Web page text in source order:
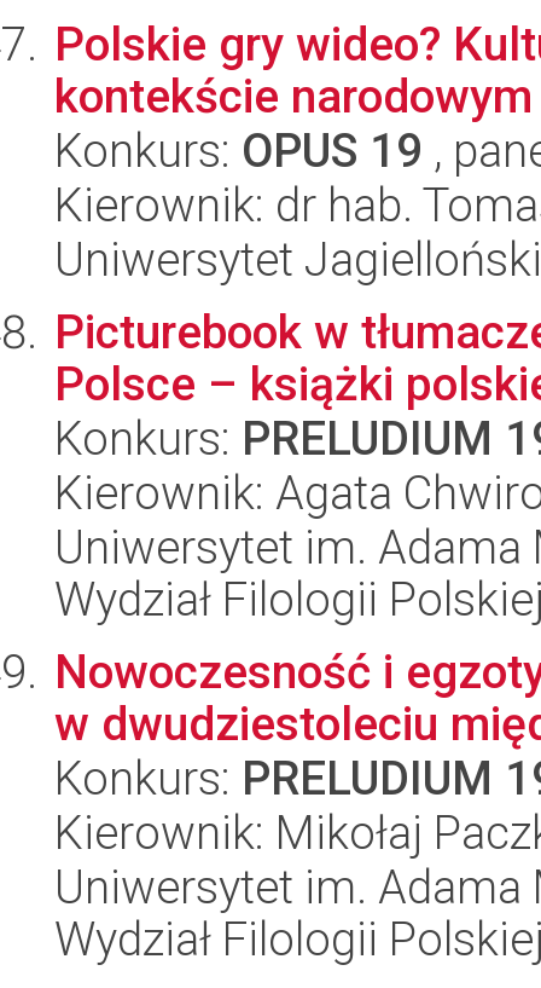
Polskie gry wideo?
kontekście narodowym
Konkurs: OPUS 19 ,
Kierownik: dr hab.
Uniwersytet
Picturebook w
Polsce – książki
Konkurs: PRELUDIUM
Kierownik: Agata
Uniwersytet im.
Wydział Filologii
Nowoczesność i
w dwudziestoleciu
Konkurs: PRELUDIUM
Kierownik: Mikołaj
Uniwersytet im.
Wydział Filologii